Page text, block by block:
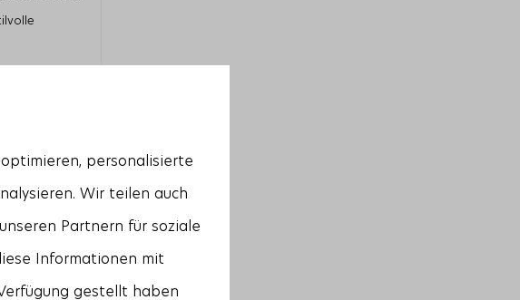
2
Der
Toilette
und
in der
personalisierte
Wir teilen auch
Partnern für soziale
Informationen mit
gestellt haben